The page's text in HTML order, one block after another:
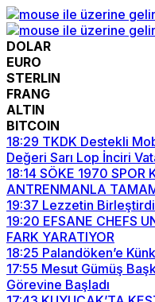
DOLAR
EURO
STERLIN
FRANG
ALTIN
BITCOIN
18:29 TKDK Destekli
Değeri Sarı Lop İnciri
18:14 SÖKE 1970 SPOR
ANTRENMANLA
19:37 Lezzetin
19:20 EFSANE CHEFS
FARK YARATIYOR
18:25 Palandöken’e
17:55 Mesut Gümüş
Görevine Başladı